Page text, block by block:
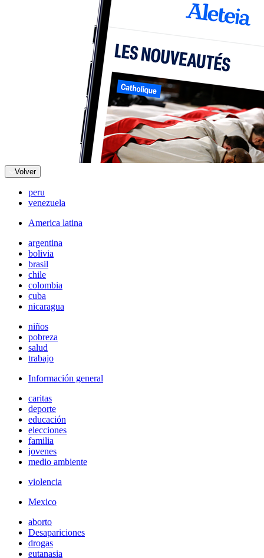
Volver
peru
venezuela
America latina
argentina
bolivia
brasil
chile
colombia
cuba
nicaragua
niños
pobreza
salud
trabajo
Información general
caritas
deporte
educación
elecciones
familia
jovenes
medio ambiente
violencia
Mexico
aborto
Desapariciones
drogas
eutanasia